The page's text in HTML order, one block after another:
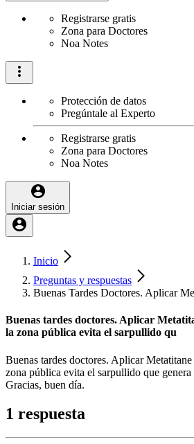
Registrarse gratis
Zona para Doctores
Noa Notes
Protección de datos
Pregúntale al Experto
Registrarse gratis
Zona para Doctores
Noa Notes
Iniciar sesión
Inicio
Preguntas y respuestas
Buenas Tardes Doctores. Aplicar
Buenas tardes doctores. Aplicar
la zona pública evita el sarpullido qu
Buenas tardes doctores. Aplicar Metatitane
zona pública evita el sarpullido que
Gracias, buen día.
1 respuesta